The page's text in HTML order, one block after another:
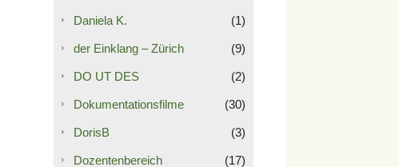
Daniela K. (1)
der Einklang – Zürich (9)
DO UT DES (2)
Dokumentationsfilme (30)
DorisB (3)
Dozentenbereich (17)